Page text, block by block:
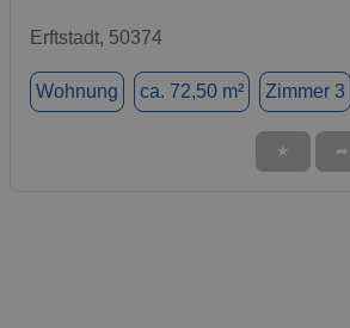
Erftstadt, 50374
Wohnung ca. 72,50 m² Zimmer 3
★ ➦